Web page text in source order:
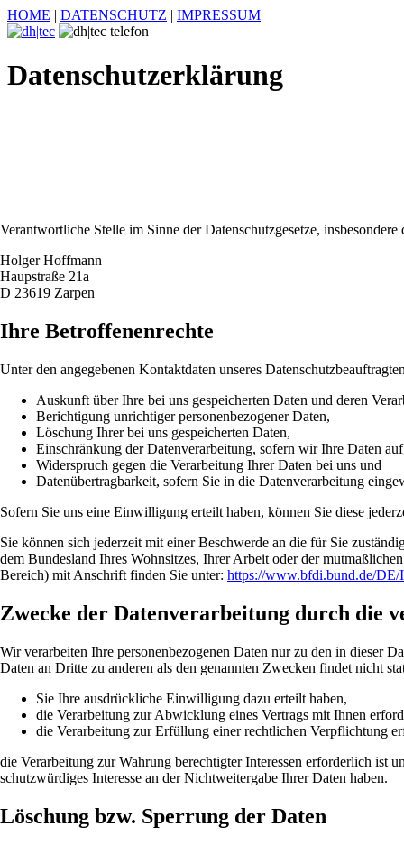
HOME | DATENSCHUTZ | IMPRESSUM
Datenschutzerklärung
Verantwortliche Stelle im Sinne der Datenschutzgesetze,
Holger Hoffmann
Haupstraße 21a
D 23619 Zarpen
Ihre Betroffenenrechte
Unter den angegebenen Kontaktdaten unseres
Auskunft über Ihre bei uns gespeicherten Daten und deren
Berichtigung unrichtiger personenbezogener Daten,
Löschung Ihrer bei uns gespeicherten Daten,
Einschränkung der Datenverarbeitung, sofern wir Ihre Daten
Widerspruch gegen die Verarbeitung Ihrer Daten bei uns und
Datenübertragbarkeit, sofern Sie in die Datenverarbeitung
Sofern Sie uns eine Einwilligung erteilt haben, können Sie diese
Sie können sich jederzeit mit einer Beschwerde an die für Sie
dem Bundesland Ihres Wohnsitzes, Ihrer Arbeit oder der
Bereich) mit Anschrift finden Sie unter: https://www.bfdi.bund.de/
Zwecke der Datenverarbeitung durch die
Wir verarbeiten Ihre personenbezogenen Daten nur zu den in dieser
Daten an Dritte zu anderen als den genannten Zwecken findet nicht
Sie Ihre ausdrückliche Einwilligung dazu erteilt haben,
die Verarbeitung zur Abwicklung eines Vertrags mit Ihnen
die Verarbeitung zur Erfüllung einer rechtlichen Verpflichtung
die Verarbeitung zur Wahrung berechtigter Interessen erforderlich ist
schutzwürdiges Interesse an der Nichtweitergabe Ihrer Daten haben.
Löschung bzw. Sperrung der Daten